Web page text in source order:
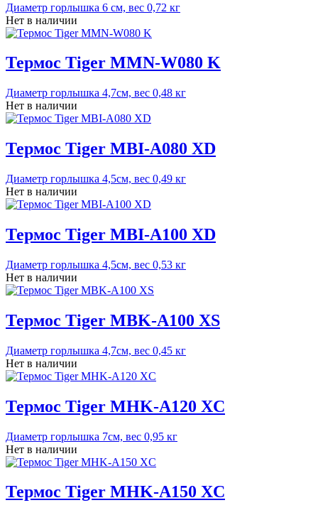
Диаметр горлышка 6 см, вес 0,72 кг
Нет в наличии
Термос Tiger MMN-W080 K
Диаметр горлышка 4,7см, вес 0,48 кг
Нет в наличии
Термос Tiger MBI-A080 XD
Диаметр горлышка 4,5см, вес 0,49 кг
Нет в наличии
Термос Tiger MBI-A100 XD
Диаметр горлышка 4,5см, вес 0,53 кг
Нет в наличии
Термос Tiger MBK-A100 XS
Диаметр горлышка 4,7см, вес 0,45 кг
Нет в наличии
Термос Tiger MHK-A120 XC
Диаметр горлышка 7см, вес 0,95 кг
Нет в наличии
Термос Tiger MHK-A150 XC